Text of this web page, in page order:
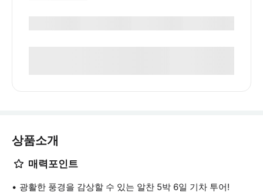
상품소개
매력포인트
광활한 풍경을 감상할 수 있는 알찬 5박 6일 기차 투어!